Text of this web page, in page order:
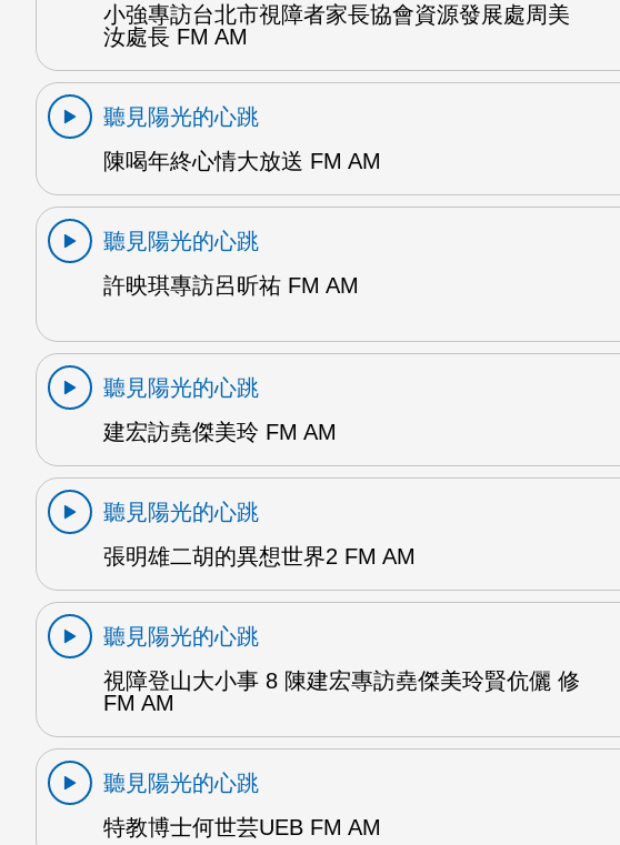
小強專訪台北市視障者家長協會資源發展處周美
汝處長 FM AM
聽見陽光的心跳
陳喝年終心情大放送 FM AM
聽見陽光的心跳
許映琪專訪呂昕祐 FM AM
聽見陽光的心跳
建宏訪堯傑美玲 FM AM
聽見陽光的心跳
張明雄二胡的異想世界2 FM AM
聽見陽光的心跳
視障登山大小事 8 陳建宏專訪堯傑美玲賢伉儷 修
FM AM
聽見陽光的心跳
特教博士何世芸UEB FM AM